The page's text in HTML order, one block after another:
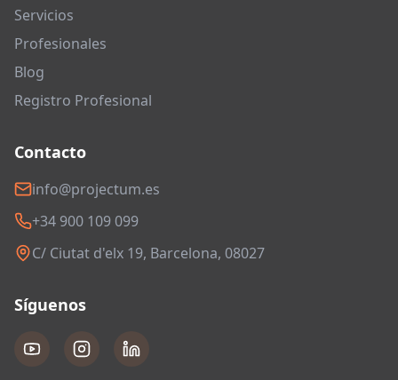
Servicios
Profesionales
Blog
Registro Profesional
Contacto
info@projectum.es
+34 900 109 099
C/ Ciutat d'elx 19, Barcelona, 08027
Síguenos